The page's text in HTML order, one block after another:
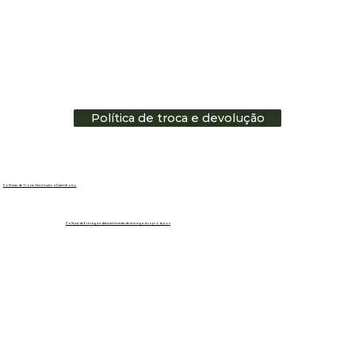
Política de Entrega e data estimada de entrega dos produtos
Políticas de Troca, Devolução e Reembolso
Política de troca e devolução